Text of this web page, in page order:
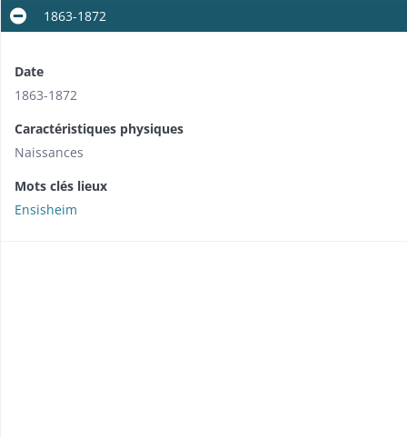
1863-1872
Date
1863-1872
Caractéristiques physiques
Naissances
Mots clés lieux
Ensisheim